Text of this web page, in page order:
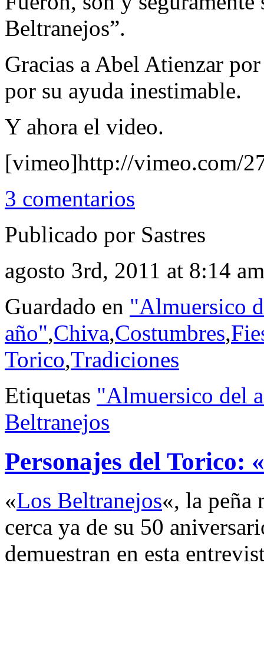
Beltranejos”.
Gracias a Abel Atienzar
por su ayuda inestimable.
Y ahora el video.
[vimeo]http://vimeo.com/
3 comentarios
Publicado por Sastres
agosto 3rd, 2011 at 8:14 am
Guardado en "Almuersico
año",Chiva,Costumbres,
Torico,Tradiciones
Etiquetas "Almuersico del
Beltranejos
Personajes del Torico:
«Los Beltranejos«, la peña
cerca ya de su 50
demuestran en esta